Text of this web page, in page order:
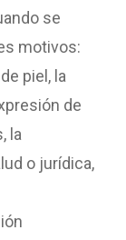
se
motivos:
piel, la
de
la
o jurídica,